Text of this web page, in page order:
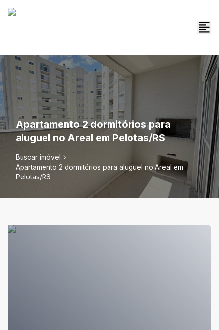
Apartamento 2 dormitórios para
aluguel no Areal em Pelotas/RS
Buscar imóvel
Apartamento 2 dormitórios para aluguel no Areal em
Pelotas/RS